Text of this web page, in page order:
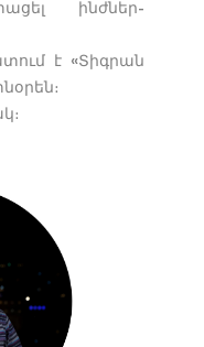
ինժներ-
է «Տիգրան